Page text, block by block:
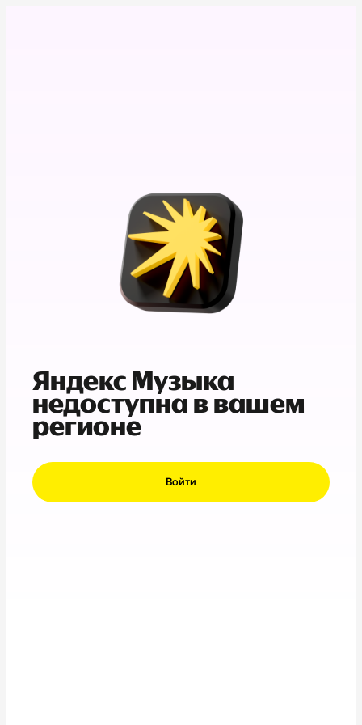
Яндекс Музыка
недоступна в вашем
регионе
Войти